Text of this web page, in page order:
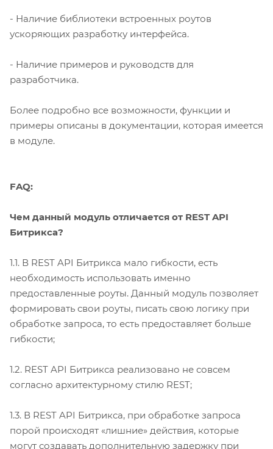
- Наличие библиотеки встроенных роутов
ускоряющих разработку интерфейса.
- Наличие примеров и руководств для
разработчика.
Более подробно все возможности, функции и
примеры описаны в документации, которая имеется
в модуле.
FAQ:
Чем данный модуль отличается от REST API
Битрикса?
1.1. В REST API Битрикса мало гибкости, есть
необходимость использовать именно
предоставленные роуты. Данный модуль позволяет
формировать свои роуты, писать свою логику при
обработке запроса, то есть предоставляет больше
гибкости;
1.2. REST API Битрикса реализовано не совсем
согласно архитектурному стилю REST;
1.3. В REST API Битрикса, при обработке запроса
порой происходят «лишние» действия, которые
могут создавать дополнительную задержку при